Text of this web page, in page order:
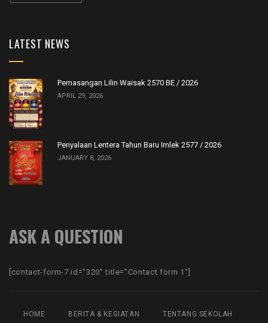
LATEST NEWS
Pemasangan Lilin Waisak 2570 BE / 2026
APRIL 29, 2026
Penyalaan Lentera Tahun Baru Imlek 2577 / 2026
JANUARY 8, 2026
ASK A QUESTION
[contact-form-7 id="320" title="Contact form 1"]
HOME BERITA & KEGIATAN TENTANG SEKOLAH